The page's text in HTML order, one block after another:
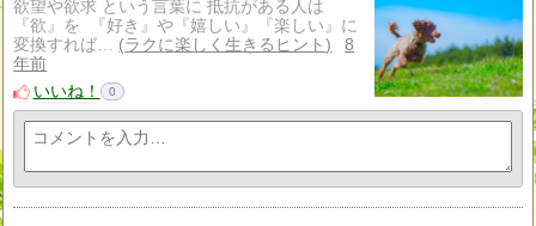
欲望や欲求 という言葉に 抵抗がある人は
『欲』を 『好き』や『嬉しい』『楽しい』に
変換すれば…
ラクに楽しく生きるヒント
8
年前
いいね！
0